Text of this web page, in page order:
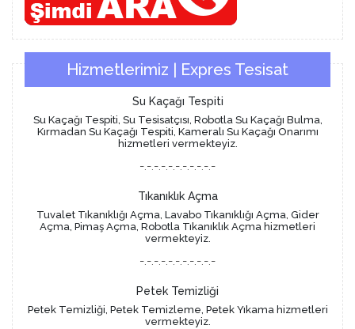
Hizmetlerimiz | Expres Tesisat
Su Kaçağı Tespiti
Su Kaçağı Tespiti, Su Tesisatçısı, Robotla Su Kaçağı Bulma,
Kırmadan Su Kaçağı Tespiti, Kameralı Su Kaçağı Onarımı
hizmetleri vermekteyiz.
-.-.-.-.-.-.-.-.-.-.-
Tıkanıklık Açma
Tuvalet Tıkanıklığı Açma, Lavabo Tıkanıklığı Açma, Gider
Açma, Pimaş Açma, Robotla Tıkanıklık Açma hizmetleri
vermekteyiz.
-.-.-.-.-.-.-.-.-.-.-
Petek Temizliği
Petek Temizliği, Petek Temizleme, Petek Yıkama hizmetleri
vermekteyiz.